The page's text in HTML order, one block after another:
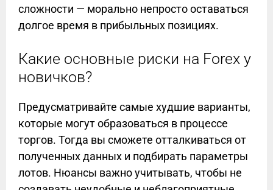
сложности — морально непросто оставаться
долгое время в прибыльных позициях.
Какие основные риски на Forex у
новичков?
Предусматривайте самые худшие варианты,
которые могут образоваться в процессе
торгов. Тогда вы сможете отталкиваться от
полученных данных и подбирать параметры
лотов. Нюансы важно учитывать, чтобы не